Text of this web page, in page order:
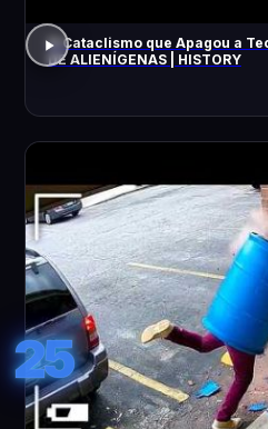
O Cataclismo que Apagou a
DE ALIENÍGENAS | HISTORY
25